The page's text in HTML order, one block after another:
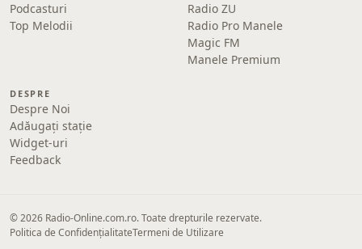
Podcasturi
Top Melodii
Radio ZU
Radio Pro Manele
Magic FM
Manele Premium
DESPRE
Despre Noi
Adăugați stație
Widget-uri
Feedback
© 2026 Radio-Online.com.ro. Toate drepturile rezervate.
Politica de ConfidențialitateTermeni de Utilizare